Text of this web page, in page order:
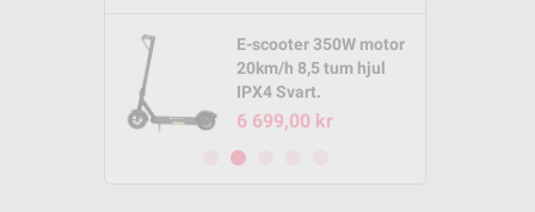
E-scooter 350W motor
20km/h 8,5 tum hjul
IPX4 Svart.
6 699,00 kr